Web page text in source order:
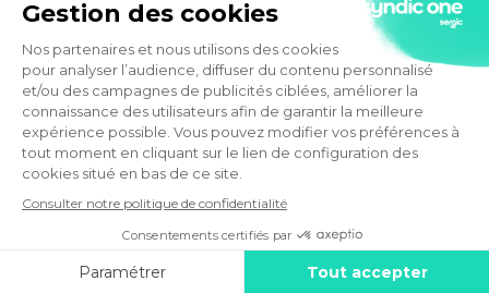
Votre syndic en ligne
Avantages de Syndic One
En savoir plus
Aller plus loin